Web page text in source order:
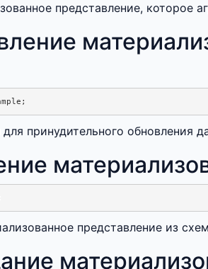
представление, которое
для принудительного обновления
представление из